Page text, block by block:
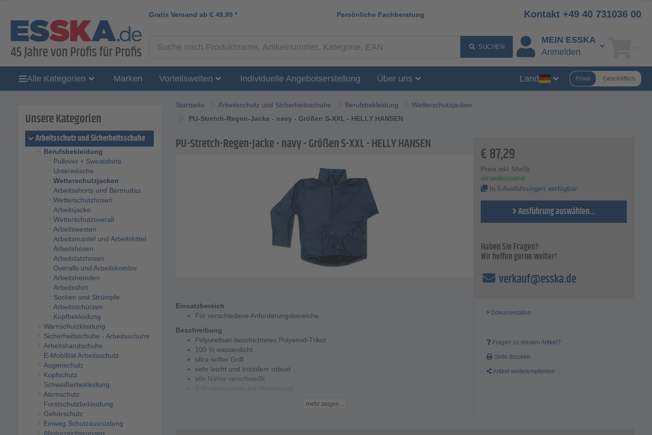
Gratis Versand ab € 49,99 * Persönliche Fachberatung Kontakt +49 40 731036 00
SUCHEN
MEIN ESSKA
Anmelden
Alle Kategorien Marken Vorteilswelten Individuelle Angebotserstellung Über uns Land Privat Geschäftlich
Unsere Kategorien
Arbeitsschutz und Sicherheitsschuhe
Berufsbekleidung
Pullover + Sweatshirts
Unterwäsche
Wetterschutzjacken
Arbeitsshorts und Bermudas
Wetterschutzhosen
Arbeitsjacke
Wetterschutzoverall
Arbeitswesten
Arbeitsmantel und Arbeitskittel
Arbeitshosen
Arbeitslatzhosen
Overalls und Arbeitskombis
Arbeitshemden
Arbeitsshirt
Socken und Strümpfe
Arbeitsschürzen
Kopfbekleidung
Warnschutzkleidung
Sicherheitsschuhe - Arbeitsschuhe
Arbeitshandschuhe
E-Mobilität Arbeitsschutz
Augenschutz
Kopfschutz
Schweißerbekleidung
Atemschutz
Forstschutzbekleidung
Gehörschutz
Einweg Schutzausrüstung
Absturzsicherungen
Startseite Arbeitsschutz und Sicherheitsschuhe Berufsbekleidung
Wetterschutzjacken
PU-Stretch-Regen-Jacke - navy - Größen S-XXL - HELLY HANSEN
PU-Stretch-Regen-Jacke - navy - Größen S-XXL - HELLY HANSEN
Einsatzbereich
Für verschiedene Anforderungsbereiche.
Beschreibung
Polyurethan-beschichtetes Polyamid-Trikot
100 % wasserdicht
ultra-softer Griff
sehr leicht und trotzdem robust
alle Nähte verschweißt
mehr zeigen...
€87,29
Preis inkl. MwSt.
versandkostenfrei
In 5 Ausführungen verfügbar
Ausführung auswählen...
Haben Sie Fragen?
Wir helfen gerne weiter!
verkauf@esska.de
Dokumentation
Fragen zu diesem Artikel?
Seite drucken
Artikel weiterempfehlen